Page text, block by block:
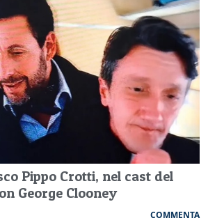
Pippo Crotti, nel cast del
George Clooney
COMMENTA